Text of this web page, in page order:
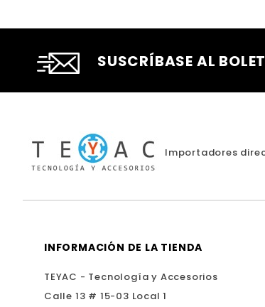
SUSCRÍBASE AL
Importadores
INFORMACIÓN DE LA TIENDA
TEYAC - Tecnología y Accesorios
Calle 13 # 15-03 Local 1